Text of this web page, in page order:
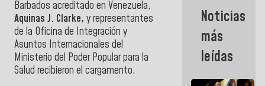
Barbados acreditado en Venezuela,
Aquinas J. Clarke, y representantes
de la Oficina de Integración y
Asuntos Internacionales del
Ministerio del Poder Popular para la
Salud recibieron el cargamento.
campeona
frente
México Sub
23 en los
Centroamericanos
Noticias
más
leídas